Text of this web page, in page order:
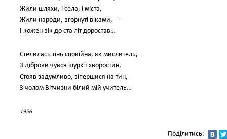
Жили шляхи, і села, і міста,
Жили народи, вгорнуті віками, —
І кожен вік до ста літ доростав…
Стелилась тінь спокійна, як мислитель,
З діброви чувся шурхіт хворостин,
Стояв задумливо, зіпершися на тин,
З чолом Вітчизни білий мій учитель…
1956
Поділитись: